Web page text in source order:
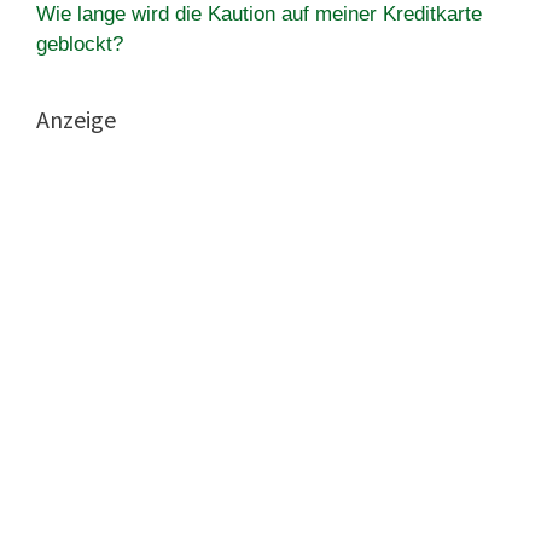
Wie lange wird die Kaution auf meiner Kreditkarte
geblockt?
Anzeige